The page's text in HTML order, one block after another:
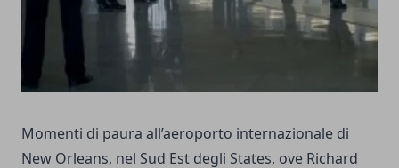
Momenti di paura all’aeroporto internazionale di
New Orleans, nel Sud Est degli States, ove Richard